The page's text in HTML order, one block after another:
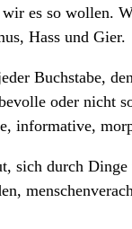
es so wollen.
Hass und Gier.
Buchstabe,
oder
informative,
sich durch